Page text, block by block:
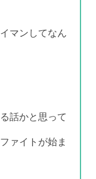
マンしてなん
話かと思って
ァイトが始ま